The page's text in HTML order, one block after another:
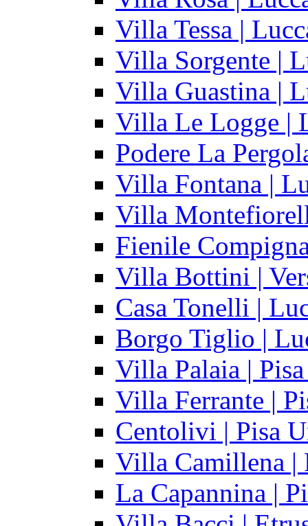
Villa Tessa |
Villa Sorgente |
Villa Guastina |
Villa Le Logge |
Podere La
Villa Fontana |
Villa
Fienile
Villa Bottini |
Casa Tonelli |
Borgo Tiglio |
Villa Palaia |
Villa Ferrante |
Centolivi | Pisa
Villa Camillena |
La Capannina |